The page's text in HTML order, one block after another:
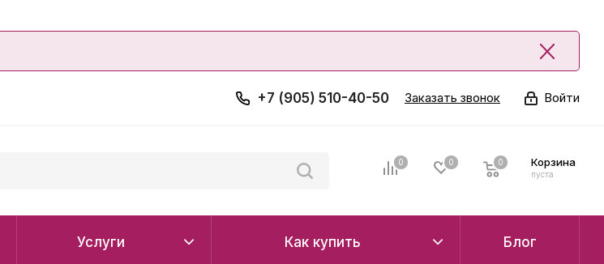
Войти
+7 (905) 510-40-50 Заказать звонок
0 0 Корзина
0
пуста
0
Услуги Как купить Блог